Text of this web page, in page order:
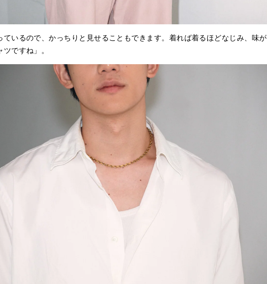
ているので、かっちりと見せることもできます。着れば着るほどなじみ、味が
ですね」。